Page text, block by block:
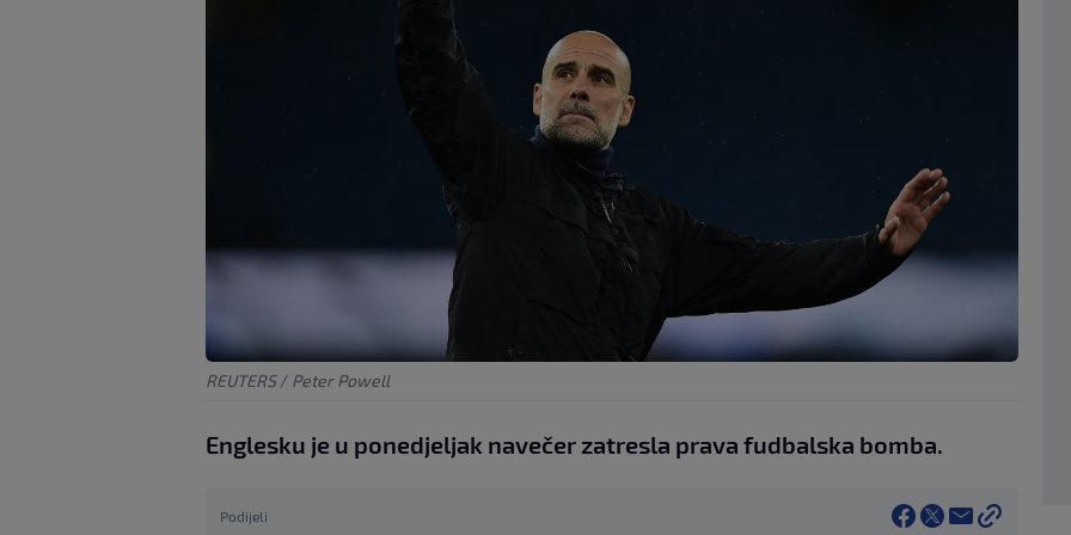
REUTERS / Peter Powell
Englesku je u ponedjeljak navečer zatresla prava fudbalska bomba.
Podijeli